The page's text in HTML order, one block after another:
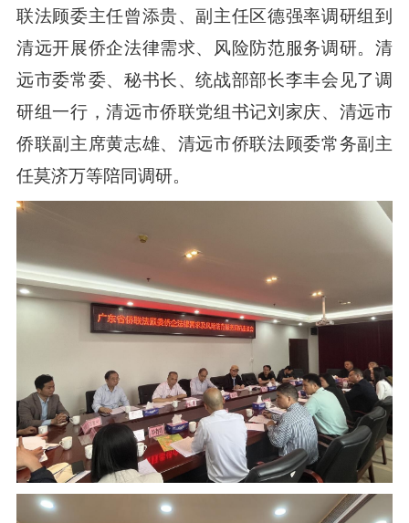
联法顾委主任曾添贵、副主任区德强率调研组到
清远开展侨企法律需求、风险防范服务调研。清
远市委常委、秘书长、统战部部长李丰会见了调
研组一行，清远市侨联党组书记刘家庆、清远市
侨联副主席黄志雄、清远市侨联法顾委常务副主
任莫济万等陪同调研。